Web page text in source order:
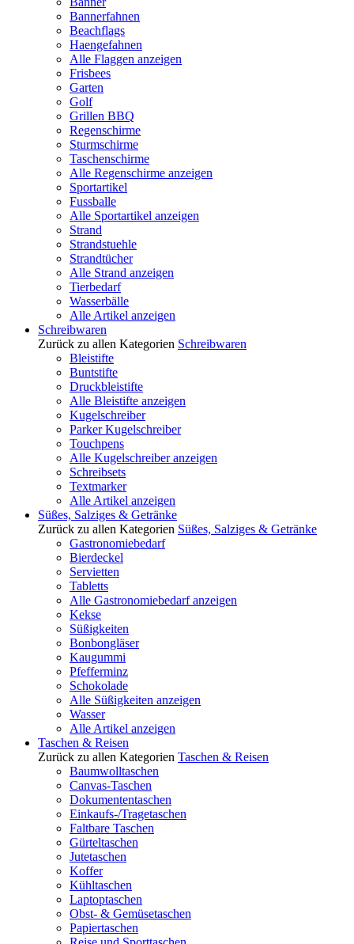
Bannerfahnen
Beachflags
Haengefahnen
Alle Flaggen anzeigen
Frisbees
Garten
Golf
Grillen BBQ
Regenschirme
Sturmschirme
Taschenschirme
Alle Regenschirme anzeigen
Sportartikel
Fussballe
Alle Sportartikel anzeigen
Strand
Strandstuehle
Strandtücher
Alle Strand anzeigen
Tierbedarf
Wasserbälle
Alle Artikel anzeigen
Schreibwaren
Zurück zu allen Kategorien Schreibwaren
Bleistifte
Buntstifte
Druckbleistifte
Alle Bleistifte anzeigen
Kugelschreiber
Parker Kugelschreiber
Touchpens
Alle Kugelschreiber anzeigen
Schreibsets
Textmarker
Alle Artikel anzeigen
Süßes, Salziges & Getränke
Zurück zu allen Kategorien Süßes, Salziges & Getränke
Gastronomiebedarf
Bierdeckel
Servietten
Tabletts
Alle Gastronomiebedarf anzeigen
Kekse
Süßigkeiten
Bonbongläser
Kaugummi
Pfefferminz
Schokolade
Alle Süßigkeiten anzeigen
Wasser
Alle Artikel anzeigen
Taschen & Reisen
Zurück zu allen Kategorien Taschen & Reisen
Baumwolltaschen
Canvas-Taschen
Dokumententaschen
Einkaufs-/Tragetaschen
Faltbare Taschen
Gürteltaschen
Jutetaschen
Koffer
Kühltaschen
Laptoptaschen
Obst- & Gemüsetaschen
Papiertaschen